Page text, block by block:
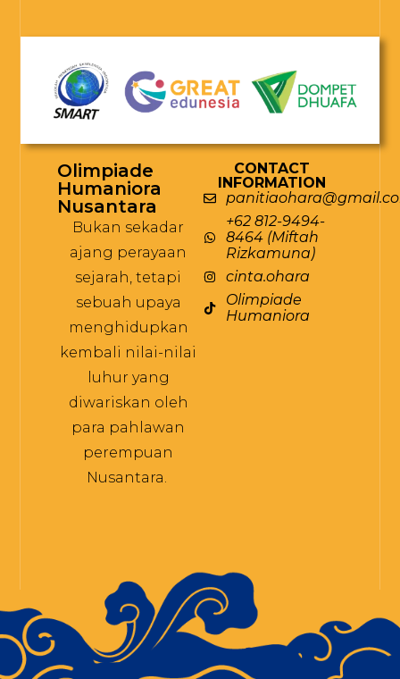
Olimpiade
Humaniora
Nusantara
Bukan sekadar
ajang perayaan
sejarah, tetapi
sebuah upaya
menghidupkan
kembali nilai-nilai
luhur yang
diwariskan oleh
para pahlawan
perempuan
Nusantara.
CONTACT
INFORMATION
+62 812-9494-
8464 (Miftah
Rizkamuna)
cinta.ohara
Olimpiade
Humaniora